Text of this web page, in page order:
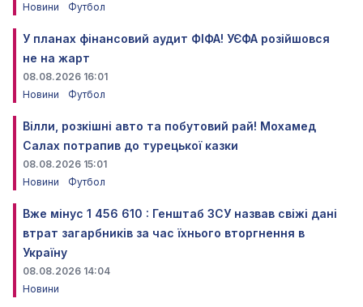
Новини
Футбол
У планах фінансовий аудит ФІФА! УЄФА розійшовся
не на жарт
08.08.2026 16:01
Новини
Футбол
Вілли, розкішні авто та побутовий рай! Мохамед
Салах потрапив до турецької казки
08.08.2026 15:01
Новини
Футбол
Вже мінус 1 456 610 : Генштаб ЗСУ назвав свіжі дані
втрат загарбників за час їхнього вторгнення в
Україну
08.08.2026 14:04
Новини